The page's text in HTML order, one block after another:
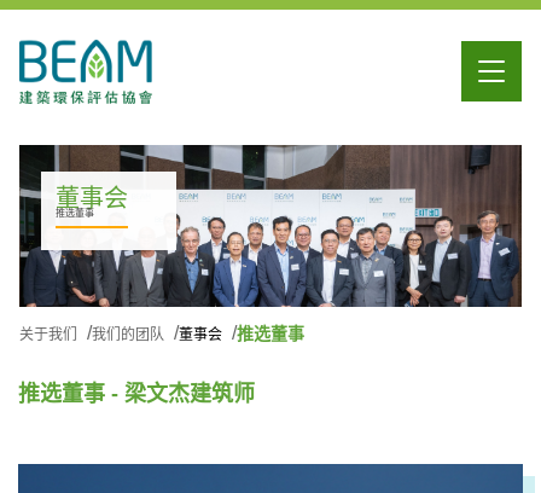
董事会
推选董事
关于我们 我们的团队 董事会 推选董事
推选董事 - 梁文杰建筑师